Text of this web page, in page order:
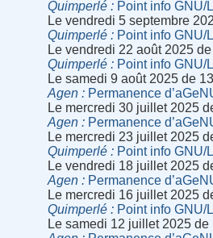
Quimperlé
Point info GNU/
Le vendredi 5 septembre
Quimperlé
Point info GNU/
Le vendredi 22 août 2025
Quimperlé
Point info GNU/
Le samedi 9 août 2025 de
Agen
Permanence
Le mercredi 30 juillet 2025
Agen
Permanence
Le mercredi 23 juillet 2025
Quimperlé
Point info GNU/
Le vendredi 18 juillet 2025
Agen
Permanence
Le mercredi 16 juillet 2025
Quimperlé
Point info GNU/
Le samedi 12 juillet 2025